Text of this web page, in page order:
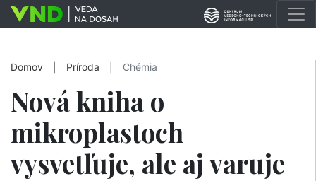
Domov Príroda Chémia
Nová kniha o
mikroplastoch
vysvetľuje, ale aj varuje